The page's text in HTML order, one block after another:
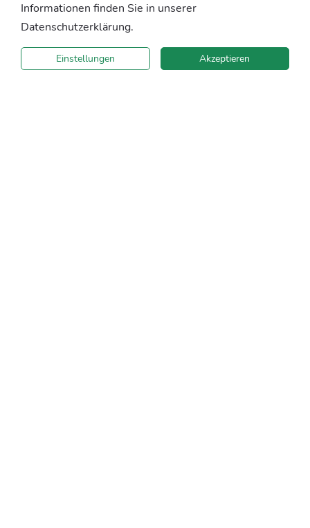
ptype_mosaic2_black
Sonnenblumen
25€ 50 €
ptype_mosaic2_black
19€ 38 €
Informationen finden Sie in unserer
Datenschutzerklärung.
Einstellungen Akzeptieren